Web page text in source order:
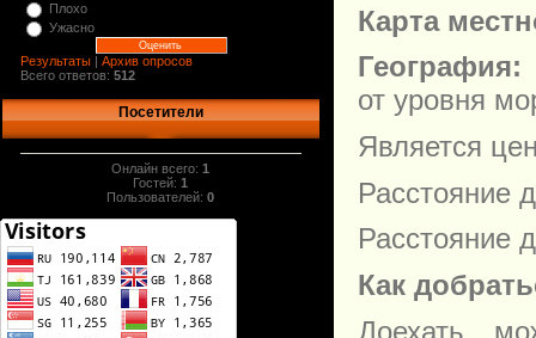
Плохо
Ужасно
Результаты | Архив опросов
Всего ответов: 512
Посетители
Онлайн всего:1
Гостей:1
Пользователей:0
Карта
География:
от уровня
Является
Расстояние
Расстояние
Как
Доехать